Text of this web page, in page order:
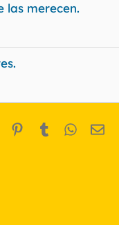
las merecen.
Pinterest
Tumblr